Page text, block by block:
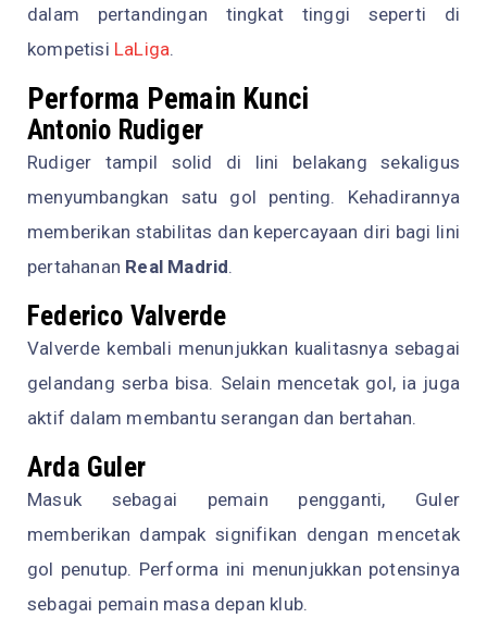
dalam pertandingan tingkat tinggi seperti di
kompetisi LaLiga.
Performa Pemain Kunci
Antonio Rudiger
Rudiger tampil solid di lini belakang sekaligus
menyumbangkan satu gol penting. Kehadirannya
memberikan stabilitas dan kepercayaan diri bagi lini
pertahanan Real Madrid.
Federico Valverde
Valverde kembali menunjukkan kualitasnya sebagai
gelandang serba bisa. Selain mencetak gol, ia juga
aktif dalam membantu serangan dan bertahan.
Arda Guler
Masuk sebagai pemain pengganti, Guler
memberikan dampak signifikan dengan mencetak
gol penutup. Performa ini menunjukkan potensinya
sebagai pemain masa depan klub.